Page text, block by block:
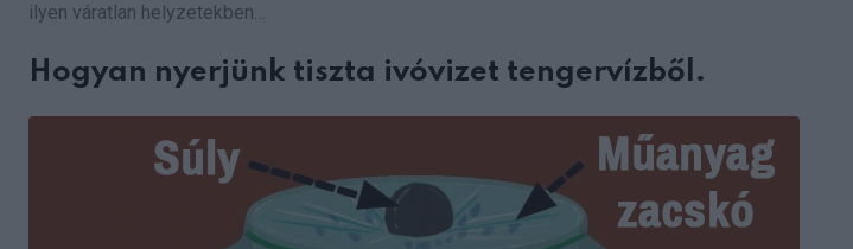
ilyen váratlan helyzetekben…
Hogyan nyerjünk tiszta ivóvizet tengervízből.